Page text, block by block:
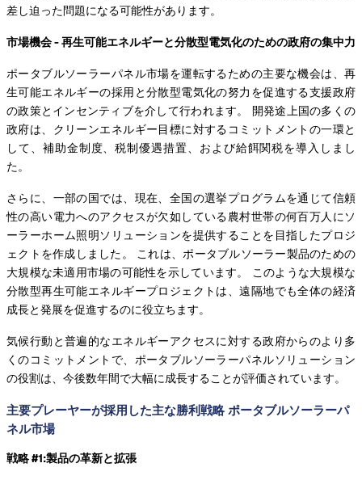
差し迫った問題になる可能性があります。
市場機会 - 再生可能エネルギーと分散型電気化のための政府の集中力
ポータブルソーラーパネル市場を運転するための主要な機会は、再
生可能エネルギーの採用と分散型電気化の努力を促進する支援政府
の政策とインセンティブを介して行われます。 開発途上国の多くの
政府は、クリーンエネルギー目標に対するコミットメントの一環と
して、補助金制度、税制優遇措置、および給餌関税を導入しまし
た。
さらに、一部の国では、現在、全国の選挙プログラムを通じて信頼
性の高い電力へのアクセスが欠如している農村世帯の何百万人にソ
ーラーホーム照明ソリューションを提供することを目指したプロジ
ェクトを作成しました。 これは、ポータブルソーラー製品のための
大規模な未適用市場の可能性を示しています。 このような大規模な
分散型再生可能エネルギープロジェクトは、遠隔地でも全体の経済
成長と発展を促進するのに役立ちます。
気候行動と普遍的なエネルギーアクセスに対する政府からのより多
くのコミットメントで、ポータブルソーラーパネルソリューション
の役割は、今後数年間で大幅に成長することが評価されています。
主要プレーヤーが採用した主な勝利戦略 ポータブルソーラーパ
ネル市場
戦略 #1:製品の革新と拡張